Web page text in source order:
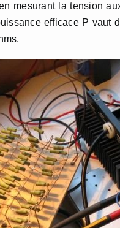
mesurant la tension
efficace P vaut